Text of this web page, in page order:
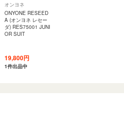
オンヨネ
ONYONE RESEED
A (オンヨネ レセー
ダ) RES75001 JUNI
OR SUIT
19,800円
1件出品中